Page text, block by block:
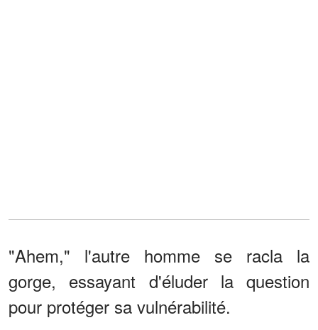
"Ahem," l'autre homme se racla la
gorge, essayant d'éluder la question
pour protéger sa vulnérabilité.